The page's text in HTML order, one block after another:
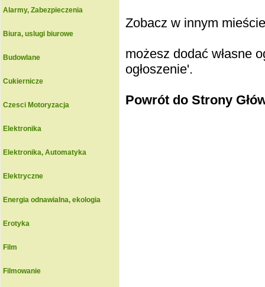
Alarmy, Zabezpieczenia
Biura, uslugi biurowe
Budowlane
Cukiernicze
Czesci Motoryzacja
Elektronika
Elektronika, Automatyka
Elektryczne
Energia odnawialna, ekologia
Erotyka
Film
Filmowanie
Zobacz w innym
możesz dodać własne
ogłoszenie'.
Powrót do Strony